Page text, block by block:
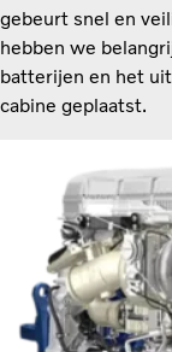
gebeurt snel en
hebben we
batterijen en het
cabine geplaatst.